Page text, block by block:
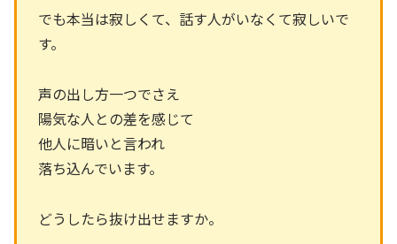
でも本当は寂しくて、話す人がいなくて寂しいで
す。
声の出し方一つでさえ
陽気な人との差を感じて
他人に暗いと言われ
落ち込んでいます。
どうしたら抜け出せますか。